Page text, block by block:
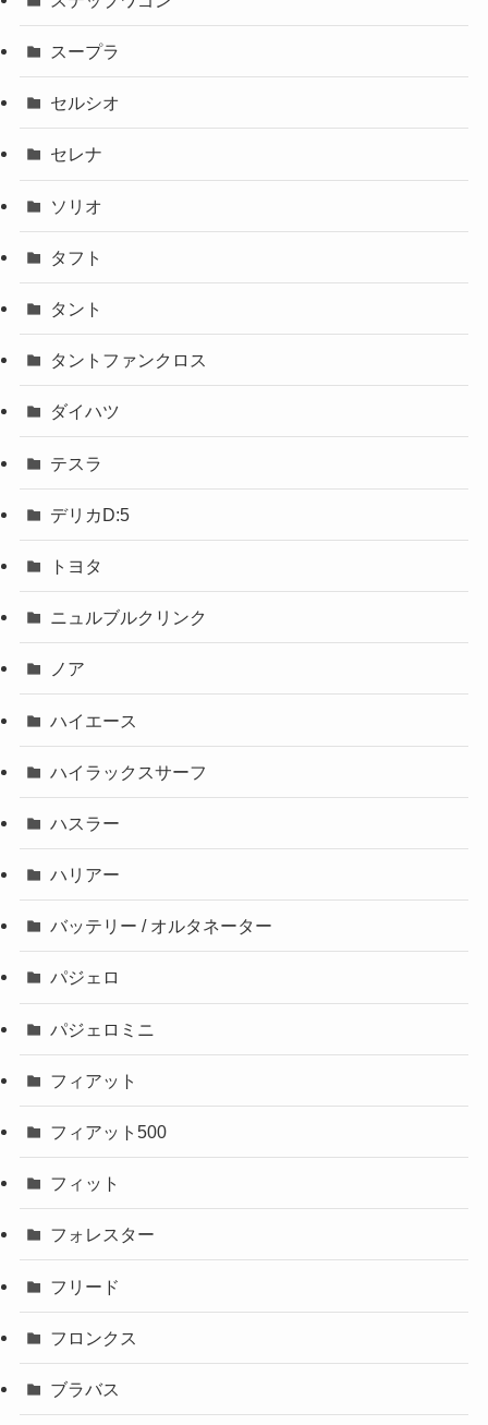
スープラ
セルシオ
セレナ
ソリオ
タフト
タント
タントファンクロス
ダイハツ
テスラ
デリカD:5
トヨタ
ニュルブルクリンク
ノア
ハイエース
ハイラックスサーフ
ハスラー
ハリアー
バッテリー / オルタネーター
パジェロ
パジェロミニ
フィアット
フィアット500
フィット
フォレスター
フリード
フロンクス
ブラバス